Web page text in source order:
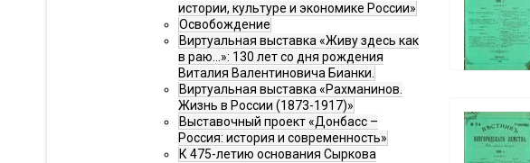
истории, культуре и экономике России»
Освобождение
Виртуальная выставка «Живу здесь как
в раю…»: 130 лет со дня рождения
Виталия Валентиновича Бианки.
Виртуальная выставка «Рахманинов.
Жизнь в России (1873-1917)»
Выставочный проект «Донбасс –
Россия: история и современность»
К 475-летию основания Сыркова